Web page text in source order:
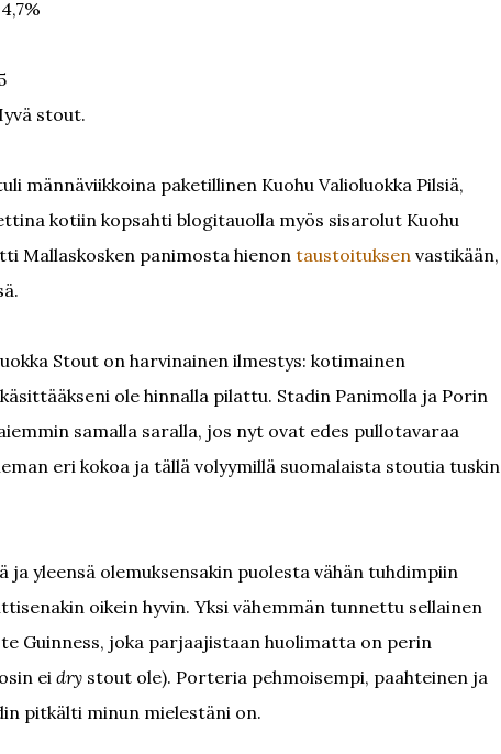
stout.
männäviikkoina paketillinen Kuohu Valioluokka Pilsiä,
kotiin kopsahti blogitauolla myös sisarolut Kuohu
Mallaskosken panimosta hienon taustoituksenvastikään,
Stout on harvinainen ilmestys: kotimainen
ole hinnalla pilattu. Stadin Panimolla ja Porin
samalla saralla, jos nyt ovat edes pullotavaraa
eri kokoa ja tällä volyymillä suomalaista stoutia tuskin
ja yleensä olemuksensakin puolesta vähän tuhdimpiin
oikein hyvin. Yksi vähemmän tunnettu sellainen
Guinness, joka parjaajistaan huolimatta on perin
ei drystout ole). Porteria pehmoisempi, paahteinen ja
pitkälti minun mielestäni on.